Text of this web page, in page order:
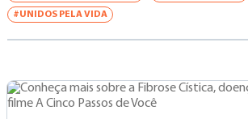
#UNIDOS PELA VIDA